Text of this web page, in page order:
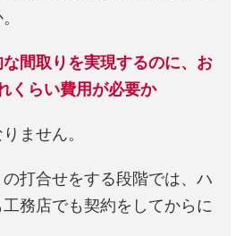
間取りを実現するのに、お
くらい費用が必要か
ません。
打合せをする段階では、ハ
務店でも契約をしてからに